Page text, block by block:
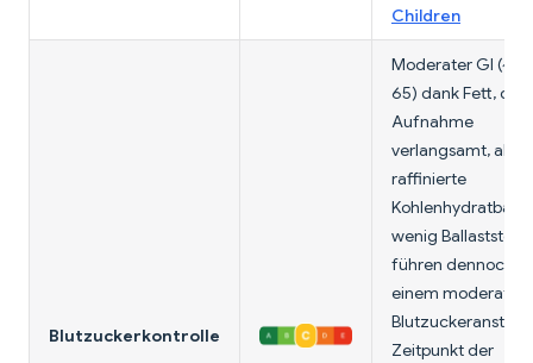
Children
Blutzuckerkontrolle
Moderater GI
65) dank Fett, das
Aufnahme
verlangsamt, aber
raffinierte
wenig Ballaststoffe
führen dennoch
einem moderaten
Zeitpunkt der